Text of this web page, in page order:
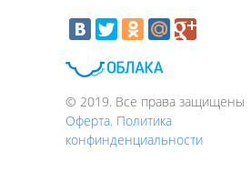
© 2019. Все права защищены
Оферта. Политика
конфинденциальности